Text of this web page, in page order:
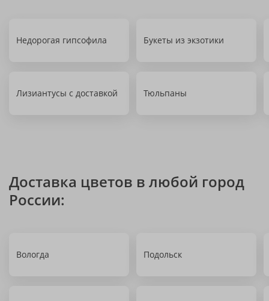
Недорогая гипсофила Букеты из экзотики
Лизиантусы с доставкой Тюльпаны
Доставка цветов в любой город
России:
Вологда Подольск